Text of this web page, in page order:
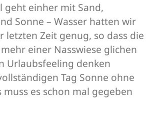
geht einher mit Sand,
Sonne – Wasser hatten wir
letzten Zeit genug, so dass die
einer Nasswiese glichen
Urlaubsfeeling denken
Tag Sonne ohne
muss es schon mal gegeben